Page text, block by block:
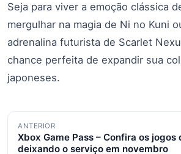
Seja para viver a emoção clássica
mergulhar na magia de Ni no Kuni
adrenalina futurista de Scarlet
chance perfeita de expandir sua
japoneses.
Navegação
de
ANTERIOR
Xbox Game Pass – Confira os jogos
deixando o serviço em novembro